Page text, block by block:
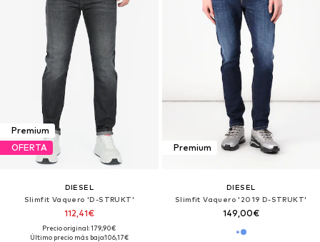
Premium
OFERTA
DIESEL
Slimfit Vaquero 'D-STRUKT'
112,41€
Precio original: 179,90€
Último precio más bajo:106,17€
Premium
DIESEL
Slimfit Vaquero '2019 D-STRUKT'
149,00€